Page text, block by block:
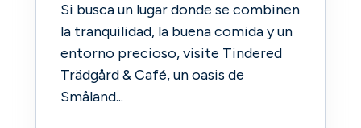
Si busca un lugar donde se combinen
la tranquilidad, la buena comida y un
entorno precioso, visite Tindered
Trädgård & Café, un oasis de
Småland...